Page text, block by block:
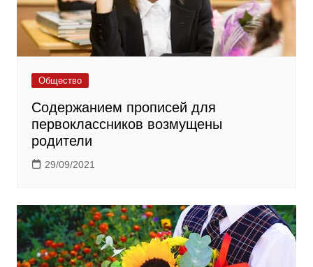
Общество
Содержанием прописей для
первоклассников возмущены
родители
29/09/2021